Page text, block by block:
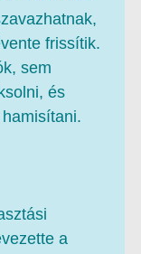
frissítik.
sem
és
a